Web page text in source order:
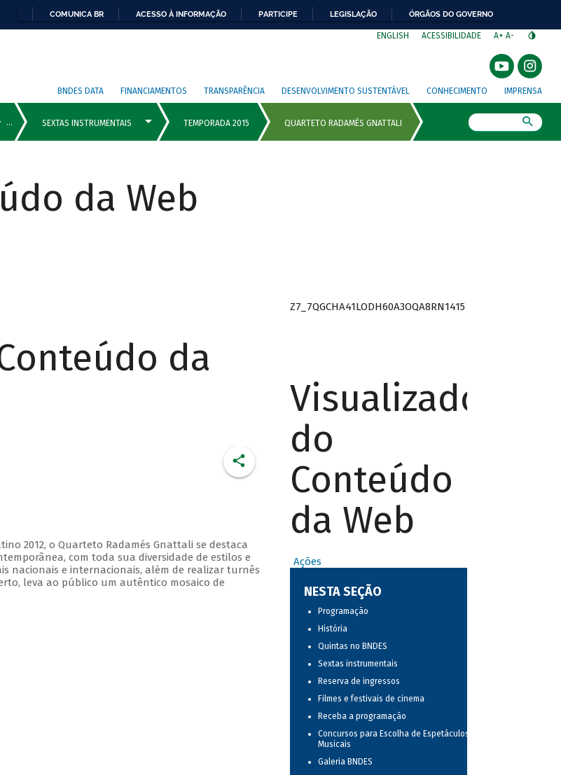
COMUNICA BR ACESSO À INFORMAÇÃO PARTICIPE LEGISLAÇÃO ÓRGÃOS DO GOVERNO
ENGLISH ACESSIBILIDADE A+ A-
BNDES DATA FINANCIAMENTOS TRANSPARÊNCIA DESENVOLVIMENTO SUSTENTÁVEL CONHECIMENTO IMPRENSA
da Web
da
2012, o Quarteto Radamés Gnattali se destaca
com toda sua diversidade de estilos e
nacionais e internacionais, além de realizar turnês
leva ao público um autêntico mosaico de
Z7_7QGCHA41LODH60A3OQA8RN1415
Visualizador
do
Conteúdo
da Web
Ações
NESTA SEÇÃO
Programação
História
Quintas no BNDES
Sextas instrumentais
Reserva de ingressos
Filmes e festivais de cinema
Receba a programação
Concursos para Escolha de Espetáculos
Musicais
Galeria BNDES